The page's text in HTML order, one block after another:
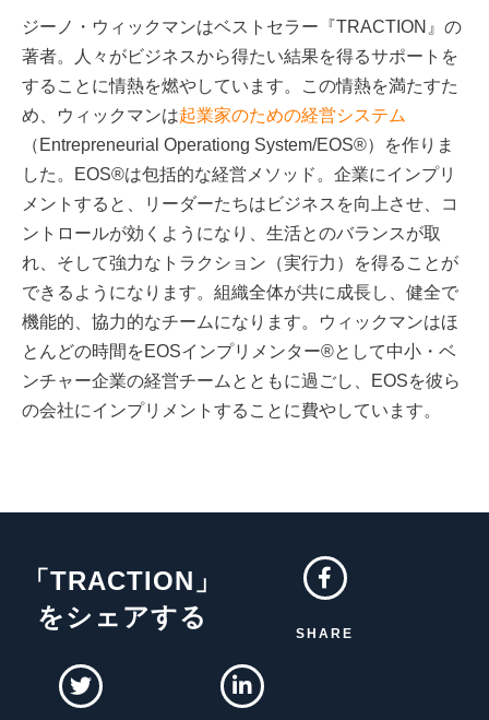
ジーノ・ウィックマンはベストセラー『TRACTION』の
著者。人々がビジネスから得たい結果を得るサポートを
することに情熱を燃やしています。この情熱を満たすた
め、ウィックマンは起業家のための経営システム
（Entrepreneurial Operationg System/EOS®）を作りま
した。EOS®は包括的な経営メソッド。企業にインプリ
メントすると、リーダーたちはビジネスを向上させ、コ
ントロールが効くようになり、生活とのバランスが取
れ、そして強力なトラクション（実行力）を得ることが
できるようになります。組織全体が共に成長し、健全で
機能的、協力的なチームになります。ウィックマンはほ
とんどの時間をEOSインプリメンター®として中小・ベ
ンチャー企業の経営チームとともに過ごし、EOSを彼ら
の会社にインプリメントすることに費やしています。
「TRACTION」
をシェアする
SHARE